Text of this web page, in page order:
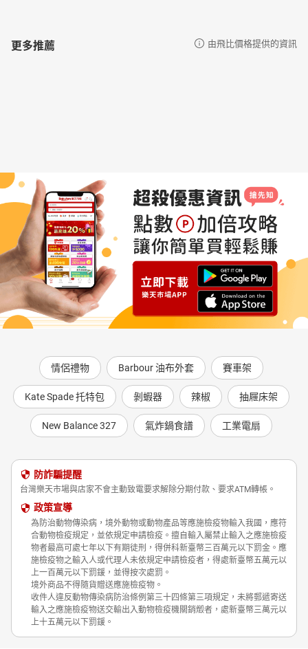
更多推薦 由飛比價格提供的資訊
情侶禮物 Barbour 油布外套 賽車架
Kate Spade 托特包 剝蝦器 辣椒 抽屜床架
New Balance 327 氣炸鍋食譜 工業電扇
防詐騙提醒
台灣樂天市場與店家不會主動致電要求解除分期付款、要求ATM轉帳。
政策宣導
為防治動物傳染病，境外動物或動物產品等應施檢疫物輸入我國，應符
合動物檢疫規定，並依規定申請檢疫。擅自輸入屬禁止輸入之應施檢疫
物者最高可處七年以下有期徒刑，得併科新臺幣三百萬元以下罰金。應
施檢疫物之輸入人或代理人未依規定申請檢疫者，得處新臺幣五萬元以
上一百萬元以下罰鍰，並得按次處罰。
境外商品不得隨貨贈送應施檢疫物。
收件人違反動物傳染病防治條例第三十四條第三項規定，未將郵遞寄送
輸入之應施檢疫物送交輸出入動物檢疫機關銷燬者，處新臺幣三萬元以
上十五萬元以下罰鍰。